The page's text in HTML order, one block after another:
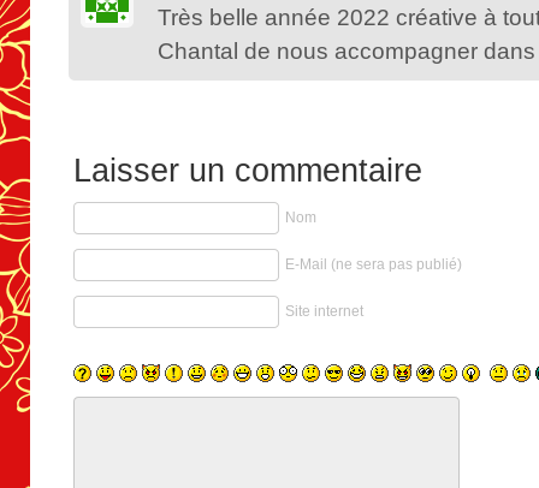
Très belle année 2022 créative à
Chantal de nous accompagner
Laisser un commentaire
Nom
E-Mail (ne sera pas publié)
Site internet